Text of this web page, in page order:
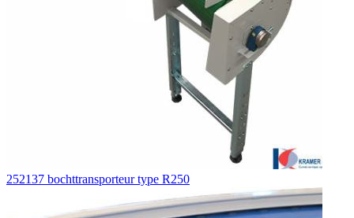
252137 bochttransporteur type R250